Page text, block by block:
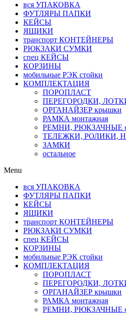
вся УПАКОВКА
ФУТЛЯРЫ ПАПКИ
КЕЙСЫ
ЯЩИКИ
транспорт КОНТЕЙНЕРЫ
РЮКЗАКИ СУМКИ
спец КЕЙСЫ
КОРЗИНЫ
мобильные РЭК стойки
КОМПЛЕКТАЦИЯ
ПОРОПЛАСТ
ПЕРЕГОРОДКИ,
ОРГАНАЙЗЕР крышки
РАМКА монтажная
РЕМНИ, РЮКЗАЧНЫЕ
ТЕЛЕЖКИ, РОЛИКИ,
ЗАМКИ
остальное
Menu
вся УПАКОВКА
ФУТЛЯРЫ ПАПКИ
КЕЙСЫ
ЯЩИКИ
транспорт КОНТЕЙНЕРЫ
РЮКЗАКИ СУМКИ
спец КЕЙСЫ
КОРЗИНЫ
мобильные РЭК стойки
КОМПЛЕКТАЦИЯ
ПОРОПЛАСТ
ПЕРЕГОРОДКИ,
ОРГАНАЙЗЕР крышки
РАМКА монтажная
РЕМНИ, РЮКЗАЧНЫЕ